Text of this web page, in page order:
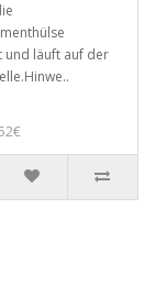
und läuft auf der